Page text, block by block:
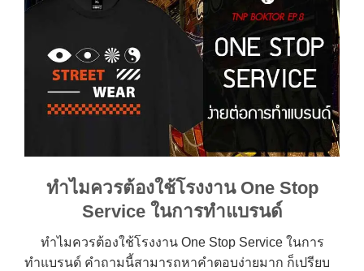
ทำไมควรต้องใช้โรงงาน One Stop
Service ในการทำแบรนด์
ทำไมควรต้องใช้โรงงาน One Stop Service ในการ
ทำแบรนด์ คำถามนี้สามารถหาคำตอบง่ายมาก ก็เปรียบ